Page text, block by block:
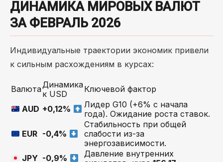
ДИНАМИКА МИРОВЫХ ВАЛЮТ
ЗА ФЕВРАЛЬ 2026
Индивидуальные траектории экономик привели
к сильным расхождениям в курсах:
ВалютаДинамика
к USD
Ключевой фактор
AUD +0,12%
Лидер G10 (+6% с начала
года). Ожидание роста ставок.
EUR -0,4%
Стабильность при общей
слабости из-за
энергозависимости.
JPY -0,9%
Давление внутренних